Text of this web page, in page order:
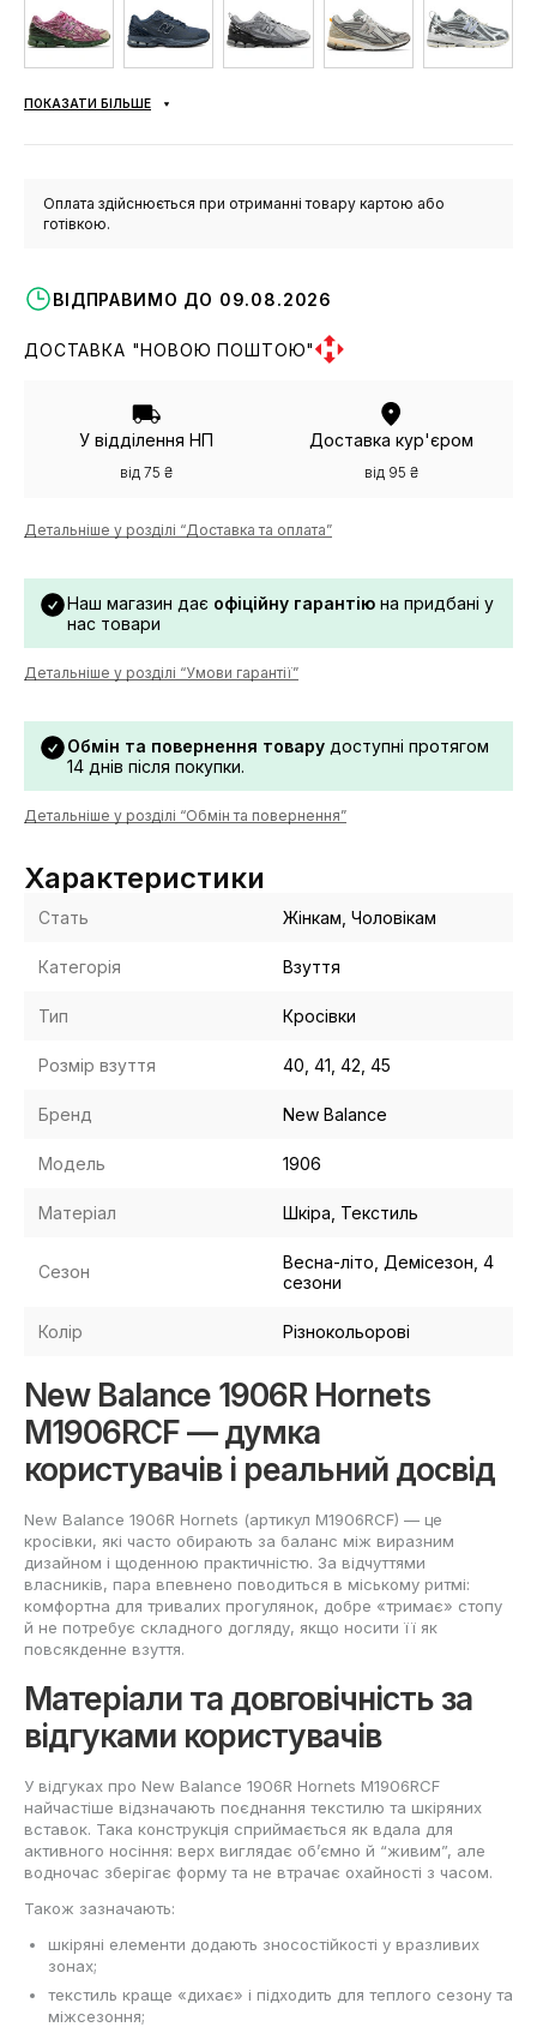
ПОКАЗАТИ БІЛЬШЕ
Оплата здійснюється при отриманні товару картою або
готівкою.
ВІДПРАВИМО ДО 09.08.2026
ДОСТАВКА "НОВОЮ ПОШТОЮ"
У відділення НП
від 75 ₴
Доставка кур'єром
від 95 ₴
Детальніше у розділі “Доставка та оплата”
Наш магазин дає офіційну гарантію на придбані у
нас товари
Детальніше у розділі “Умови гарантії”
Обмін та повернення товару доступні протягом
14 днів після покупки.
Детальніше у розділі “Обмін та повернення”
Характеристики
Стать Жінкам, Чоловікам
Категорія Взуття
Тип Кросівки
Розмір взуття 40, 41, 42, 45
Бренд New Balance
Модель 1906
Матеріал Шкіра, Текстиль
Сезон
Весна-літо, Демісезон, 4
сезони
Колір Різнокольорові
New Balance 1906R Hornets
M1906RCF — думка
користувачів і реальний досвід
New Balance 1906R Hornets (артикул M1906RCF) — це
кросівки, які часто обирають за баланс між виразним
дизайном і щоденною практичністю. За відчуттями
власників, пара впевнено поводиться в міському ритмі:
комфортна для тривалих прогулянок, добре «тримає» стопу
й не потребує складного догляду, якщо носити її як
повсякденне взуття.
Матеріали та довговічність за
відгуками користувачів
У відгуках про New Balance 1906R Hornets M1906RCF
найчастіше відзначають поєднання текстилю та шкіряних
вставок. Така конструкція сприймається як вдала для
активного носіння: верх виглядає об’ємно й “живим”, але
водночас зберігає форму та не втрачає охайності з часом.
Також зазначають:
шкіряні елементи додають зносостійкості у вразливих
зонах;
текстиль краще «дихає» і підходить для теплого сезону та
міжсезоння;